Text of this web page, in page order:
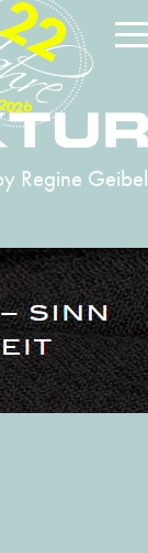
Regine Geibel